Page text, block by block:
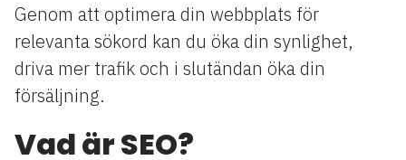
Genom att optimera din webbplats för
relevanta sökord kan du öka din synlighet,
driva mer trafik och i slutändan öka din
försäljning.
Vad är SEO?